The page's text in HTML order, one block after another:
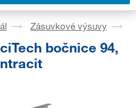
Zásuvkové výsuvy
bočnice 94,